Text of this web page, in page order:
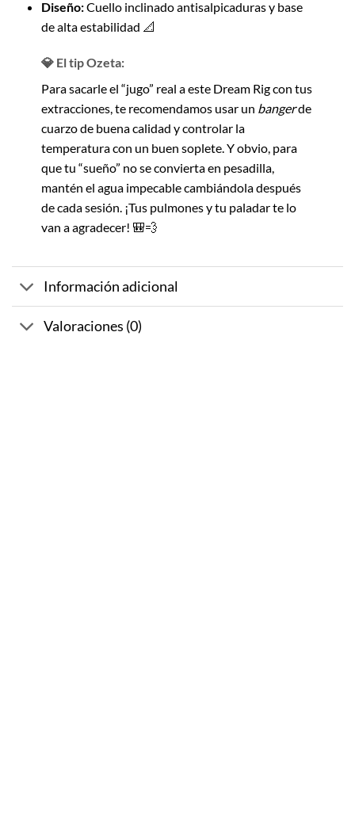
Diseño:Cuello inclinado antisalpicaduras y base
de alta estabilidad 📐
💎 El tip Ozeta:
Para sacarle el “jugo” real a este Dream Rig con tus
extracciones, te recomendamos usar un bangerde
cuarzo de buena calidad y controlar la
temperatura con un buen soplete. Y obvio, para
que tu “sueño” no se convierta en pesadilla,
mantén el agua impecable cambiándola después
de cada sesión. ¡Tus pulmones y tu paladar te lo
van a agradecer! 🎒💨
Información adicional
Valoraciones (0)